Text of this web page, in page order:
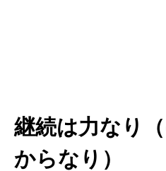
継続は力なり
からなり）